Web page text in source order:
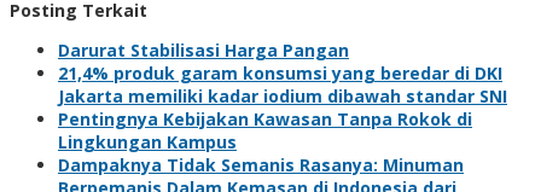
Posting Terkait
Darurat Stabilisasi Harga Pangan
21,4% produk garam konsumsi yang beredar di DKI
Jakarta memiliki kadar iodium dibawah standar SNI
Pentingnya Kebijakan Kawasan Tanpa Rokok di
Lingkungan Kampus
Dampaknya Tidak Semanis Rasanya: Minuman